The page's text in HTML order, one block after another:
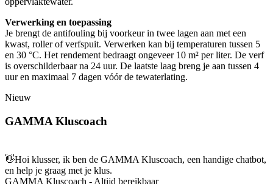
Verwerking en toepassing
Je brengt de antifouling bij voorkeur in twee lagen aan met een
kwast, roller of verfspuit. Verwerken kan bij temperaturen tussen 5
en 30 °C. Het rendement bedraagt ongeveer 10 m² per liter. De verf
is overschilderbaar na 24 uur. De laatste laag breng je aan tussen 4
uur en maximaal 7 dagen vóór de tewaterlating.
Nieuw
GAMMA Kluscoach
👋Hoi klusser, ik ben de GAMMA Kluscoach, een handige chatbot,
en help je graag met je klus.
GAMMA Kluscoach - Altijd bereikbaar